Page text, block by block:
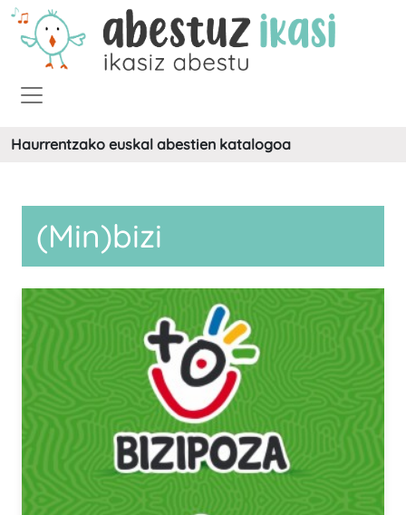
Haurrentzako euskal abestien katalogoa
(Min)bizi